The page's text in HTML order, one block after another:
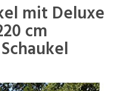
mit Deluxe
cm